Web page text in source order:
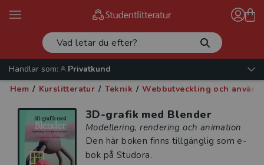
Handlar som:
Privatkund
Hem / Kurslitteratur / Teknik / Webbutveckling och
3D-grafik med Blender
Modellering, rendering och animation
Den här boken finns tillgänglig som e-
bok på Studora.